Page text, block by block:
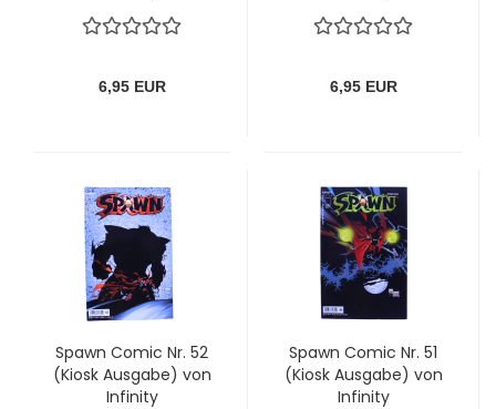
6,95 EUR 6,95 EUR
Spawn Comic Nr. 52
(Kiosk Ausgabe) von
Infinity
Spawn Comic Nr. 51
(Kiosk Ausgabe) von
Infinity